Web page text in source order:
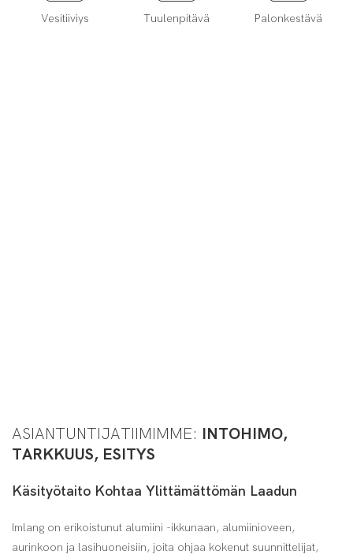
Vesitiiviys Tuulenpitävä Palonkestävä
ASIANTUNTIJATIIMIMME: INTOHIMO,
TARKKUUS, ESITYS
Käsityötaito Kohtaa Ylittämättömän Laadun
Imlang on erikoistunut alumiini -ikkunaan, alumiinioveen,
aurinkoon ja lasihuoneisiin, joita ohjaa kokenut suunnittelijat,